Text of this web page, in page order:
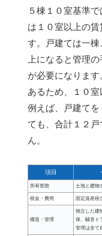
５棟１０室基準
は１０室以上の
す。戸建ては一
上になると管理
が必要になりま
あるため、１０室
例えば、戸建て
ても、合計１２
ん。
項目
所有形態 土地と建物
税金・費用 固定資産税
構造・管理
独立した建
保、騒音ト
管理は全て